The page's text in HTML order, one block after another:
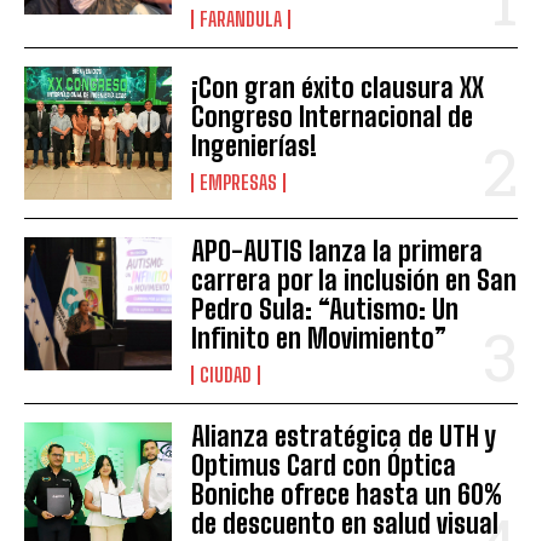
FARANDULA
¡Con gran éxito clausura XX
Congreso Internacional de
Ingenierías!
EMPRESAS
APO-AUTIS lanza la primera
carrera por la inclusión en San
Pedro Sula: “Autismo: Un
Infinito en Movimiento”
CIUDAD
Alianza estratégica de UTH y
Optimus Card con Óptica
Boniche ofrece hasta un 60%
de descuento en salud visual